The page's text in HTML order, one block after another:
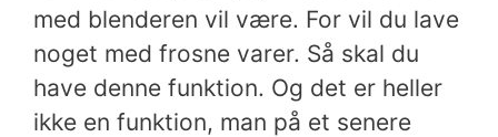
med blenderen vil være. For vil du lave
noget med frosne varer. Så skal du
have denne funktion. Og det er heller
ikke en funktion, man på et senere